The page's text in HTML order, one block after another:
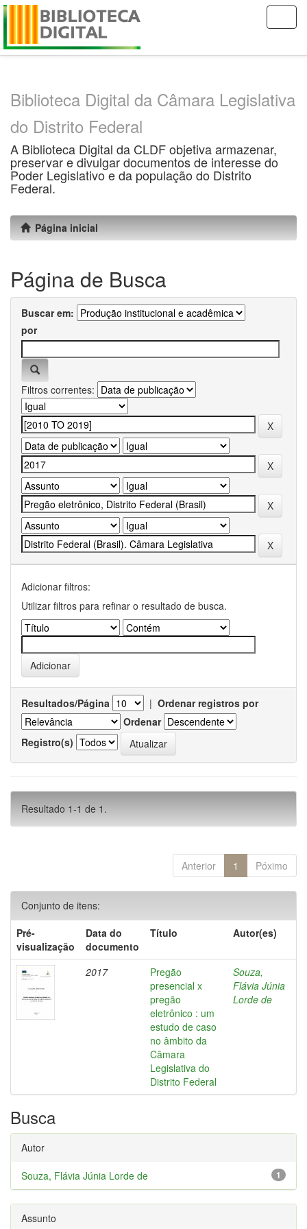
Skip
Biblioteca Digital da Câmara Legislativa
do Distrito Federal
A Biblioteca Digital da CLDF objetiva armazenar,
preservar e divulgar documentos de interesse do
Poder Legislativo e da população do Distrito
Federal.
Página inicial
Página de Busca
Buscar em:
por
Filtros correntes:
Adicionar filtros:
Utilizar filtros para refinar o resultado de busca.
Resultados/Página | Ordenar registros por
Ordenar
Registro(s)
Resultado 1-1 de 1.
Anterior 1 Póximo
Conjunto de itens:
Pré-
visualização
Data do
documento
Título Autor(es)
2017
Pregão
presencial x
pregão
eletrônico : um
estudo de caso
no âmbito da
Câmara
Legislativa do
Distrito Federal
Souza,
Flávia Júnia
Lorde de
Busca
Autor
1
Souza, Flávia Júnia Lorde de
Assunto